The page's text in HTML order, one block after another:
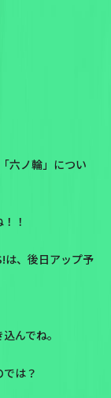
六ノ輪」につい
！
は、後日アップ予
んでね。
は？